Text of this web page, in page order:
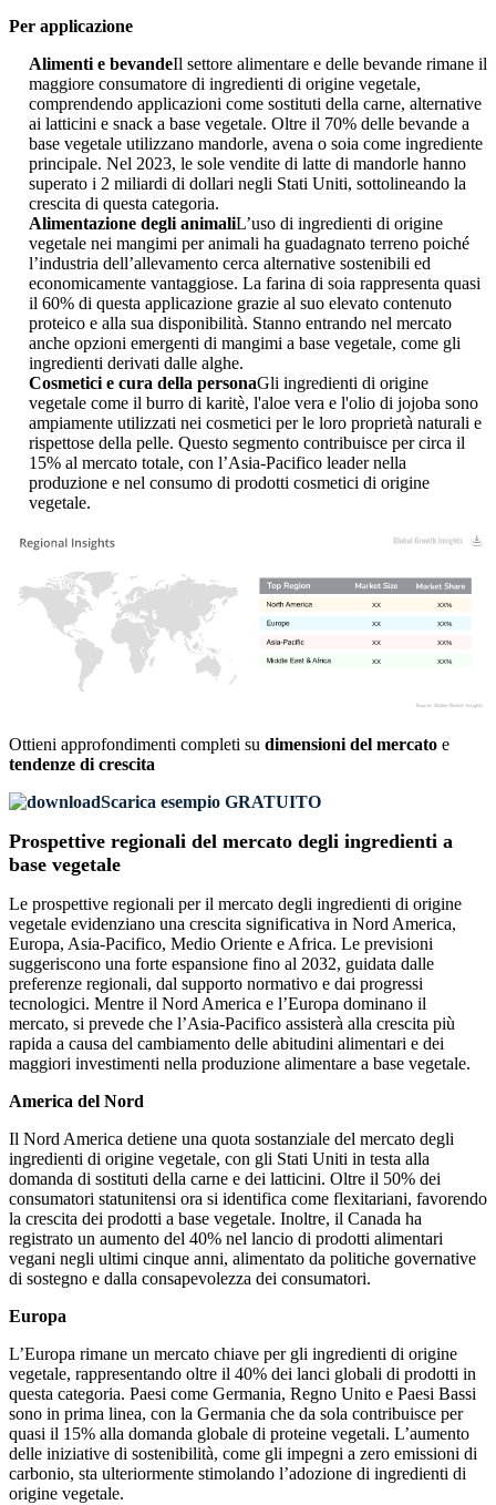
Per applicazione
Alimenti e bevandeIl settore alimentare e delle bevande rimane il
maggiore consumatore di ingredienti di origine vegetale,
comprendendo applicazioni come sostituti della carne, alternative
ai latticini e snack a base vegetale. Oltre il 70% delle bevande a
base vegetale utilizzano mandorle, avena o soia come ingrediente
principale. Nel 2023, le sole vendite di latte di mandorle hanno
superato i 2 miliardi di dollari negli Stati Uniti, sottolineando la
crescita di questa categoria.
Alimentazione degli animaliL’uso di ingredienti di origine
vegetale nei mangimi per animali ha guadagnato terreno poiché
l’industria dell’allevamento cerca alternative sostenibili ed
economicamente vantaggiose. La farina di soia rappresenta quasi
il 60% di questa applicazione grazie al suo elevato contenuto
proteico e alla sua disponibilità. Stanno entrando nel mercato
anche opzioni emergenti di mangimi a base vegetale, come gli
ingredienti derivati ​​dalle alghe.
Cosmetici e cura della personaGli ingredienti di origine
vegetale come il burro di karitè, l'aloe vera e l'olio di jojoba sono
ampiamente utilizzati nei cosmetici per le loro proprietà naturali e
rispettose della pelle. Questo segmento contribuisce per circa il
15% al ​​mercato totale, con l’Asia-Pacifico leader nella
produzione e nel consumo di prodotti cosmetici di origine
vegetale.
XX%
XX
XX%
XX
XX%
XX
XX%
XX
Ottieni approfondimenti completi su dimensioni del mercato e
tendenze di crescita
Scarica esempio GRATUITO
Prospettive regionali del mercato degli ingredienti a
base vegetale
Le prospettive regionali per il mercato degli ingredienti di origine
vegetale evidenziano una crescita significativa in Nord America,
Europa, Asia-Pacifico, Medio Oriente e Africa. Le previsioni
suggeriscono una forte espansione fino al 2032, guidata dalle
preferenze regionali, dal supporto normativo e dai progressi
tecnologici. Mentre il Nord America e l’Europa dominano il
mercato, si prevede che l’Asia-Pacifico assisterà alla crescita più
rapida a causa del cambiamento delle abitudini alimentari e dei
maggiori investimenti nella produzione alimentare a base vegetale.
America del Nord
Il Nord America detiene una quota sostanziale del mercato degli
ingredienti di origine vegetale, con gli Stati Uniti in testa alla
domanda di sostituti della carne e dei latticini. Oltre il 50% dei
consumatori statunitensi ora si identifica come flexitariani, favorendo
la crescita dei prodotti a base vegetale. Inoltre, il Canada ha
registrato un aumento del 40% nel lancio di prodotti alimentari
vegani negli ultimi cinque anni, alimentato da politiche governative
di sostegno e dalla consapevolezza dei consumatori.
Europa
L’Europa rimane un mercato chiave per gli ingredienti di origine
vegetale, rappresentando oltre il 40% dei lanci globali di prodotti in
questa categoria. Paesi come Germania, Regno Unito e Paesi Bassi
sono in prima linea, con la Germania che da sola contribuisce per
quasi il 15% alla domanda globale di proteine ​​vegetali. L’aumento
delle iniziative di sostenibilità, come gli impegni a zero emissioni di
carbonio, sta ulteriormente stimolando l’adozione di ingredienti di
origine vegetale.